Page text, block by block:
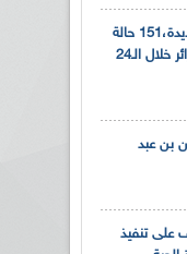
كورونا :247 إصابة جديدة،151 حالة
شفاء و8 وفيات بالجزائر خلال الـ24
بن عبد
على تنفيذ